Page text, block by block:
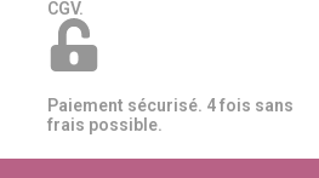
CGV.
Paiement sécurisé. 4 fois sans
frais possible.